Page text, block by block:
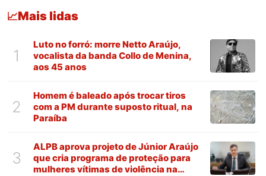
📈Mais lidas
1
Luto no forró: morre Netto Araújo,
vocalista da banda Collo de Menina,
aos 45 anos
2
Homem é baleado após trocar tiros
com a PM durante suposto ritual, na
Paraíba
3
ALPB aprova projeto de Júnior Araújo
que cria programa de proteção para
mulheres vítimas de violência na